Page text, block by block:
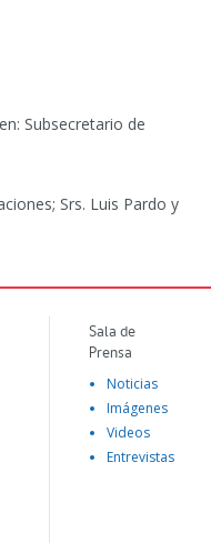
Subsecretario de
Srs. Luis Pardo y
Sala de
Prensa
Noticias
Imágenes
Videos
Entrevistas